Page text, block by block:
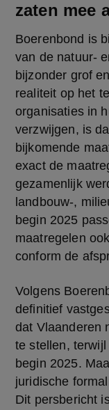
zaten mee
Boerenbond is
van de natuur-
bijzonder grof
realiteit op het
organisaties in
verzwijgen, is
bijkomende
exact de
gezamenlijk
landbouw-,
begin 2025
maatregelen
conform de
Volgens
definitief
dat Vlaanderen
te stellen,
begin 2025.
juridische
Dit persbericht